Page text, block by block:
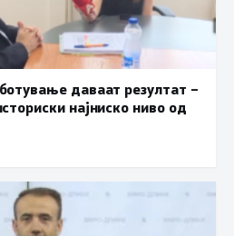
даваат резултат –
најниско ниво од